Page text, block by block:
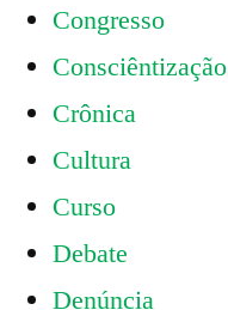
Congresso
Consciêntização
Crônica
Cultura
Curso
Debate
Denúncia